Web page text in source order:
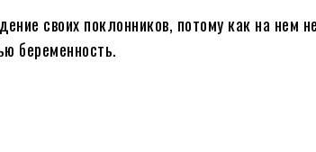
своих поклонников, потому как на нем
беременность.